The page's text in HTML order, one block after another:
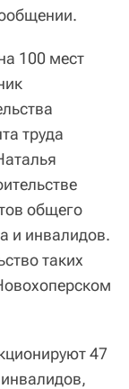
100 мест
труда
общего
и инвалидов.
таких
47